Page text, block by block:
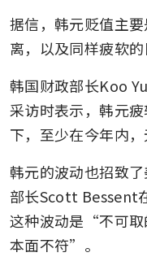
据信，韩元贬值主
离，以及同样疲软的
韩国财政部长Koo
采访时表示，韩元
下，至少在今年内
韩元的波动也招致
部长Scott Bessent
这种波动是“不可
本面不符”。